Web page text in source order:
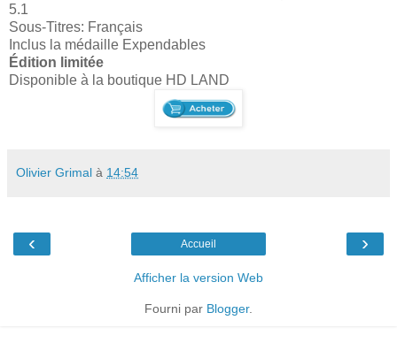
5.1
Sous-Titres: Français
Inclus la médaille Expendables
Édition limitée
Disponible à la boutique HD LAND
Olivier Grimal à 14:54
‹ ›
Accueil
Afficher la version Web
Fourni par Blogger.